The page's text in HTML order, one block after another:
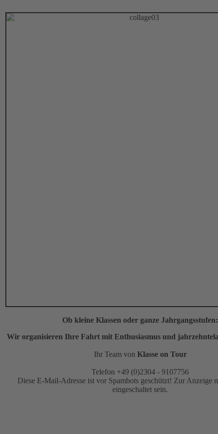
Ob kleine Klassen oder ganze Jahrgangsstufen:
Wir organisieren Ihre Fahrt mit Enthusiasmus und
Ihr Team von Klasse on Tour
Telefon +49 (0)2304 - 9107756
Diese E-Mail-Adresse ist vor Spambots geschützt! Zur Anzeige
eingeschaltet sein.